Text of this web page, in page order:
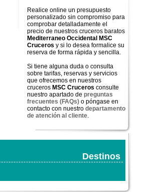
Realice online un presupuesto
personalizado sin compromiso para
comprobar detalladamente el
precio de nuestros cruceros baratos
Mediterraneo Occidental MSC
Cruceros y si lo desea formalice su
reserva de forma rápida y sencilla.
Si tiene alguna duda o consulta
sobre tarifas, reservas y servicios
que ofrecemos en nuestros
cruceros MSC Cruceros consulte
nuestro apartado de preguntas
frecuentes (FAQs) o póngase en
contacto con nuestro departamento
de atención al cliente.
Destinos